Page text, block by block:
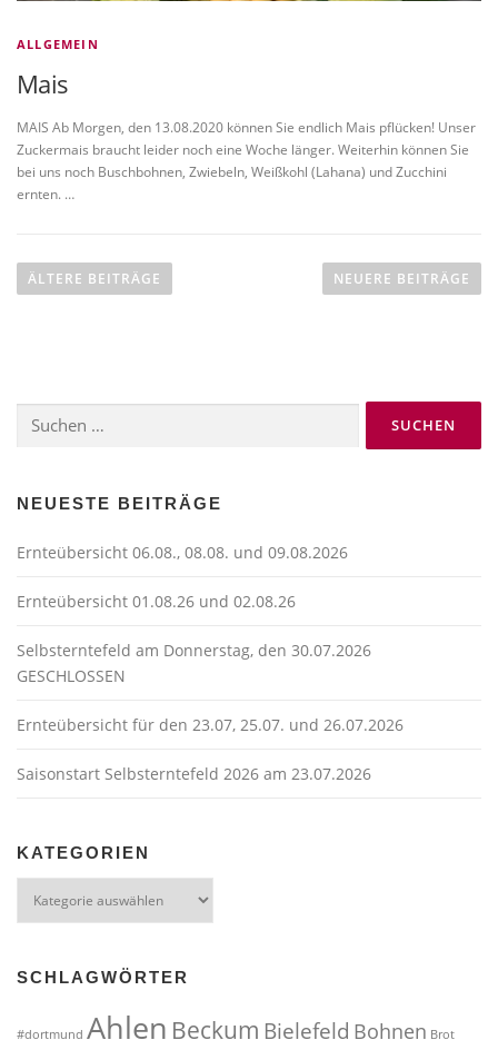
ALLGEMEIN
Mais
MAIS Ab Morgen, den 13.08.2020 können Sie endlich Mais pflücken! Unser
Zuckermais braucht leider noch eine Woche länger. Weiterhin können Sie
bei uns noch Buschbohnen, Zwiebeln, Weißkohl (Lahana) und Zucchini
ernten. …
e
a
i
g
t
i
n
ÄLTERE BEITRÄGE NEUERE BEITRÄGE
nach:
NEUESTE BEITRÄGE
Ernteübersicht 06.08., 08.08. und 09.08.2026
Ernteübersicht 01.08.26 und 02.08.26
Selbsterntefeld am Donnerstag, den 30.07.2026
GESCHLOSSEN
Ernteübersicht für den 23.07, 25.07. und 26.07.2026
Saisonstart Selbsterntefeld 2026 am 23.07.2026
KATEGORIEN
SCHLAGWÖRTER
#dortmund Ahlen Beckum Bielefeld Bohnen Brot